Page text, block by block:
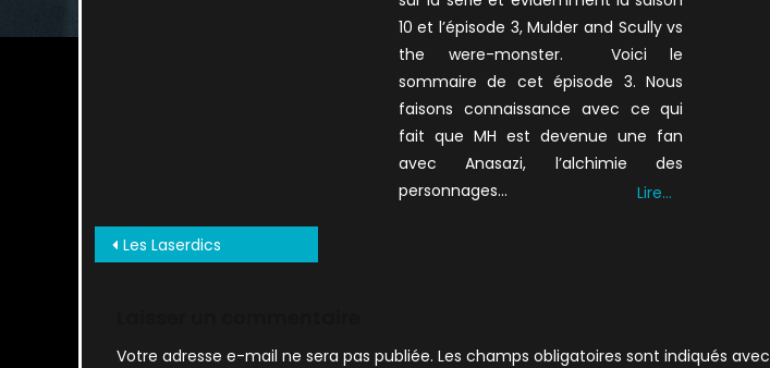
10 et l’épisode 3, Mulder and Scully vs
the were-monster. Voici le
sommaire de cet épisode 3. Nous
faisons connaissance avec ce qui
fait que MH est devenue une fan
avec Anasazi, l’alchimie des
personnages…
Lire…
Navigation
Les Laserdics
Votre adresse e-mail ne sera pas publiée. Les champs obligatoires sont indiqués avec